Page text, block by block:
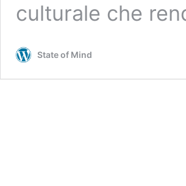
culturale che
State of Mind